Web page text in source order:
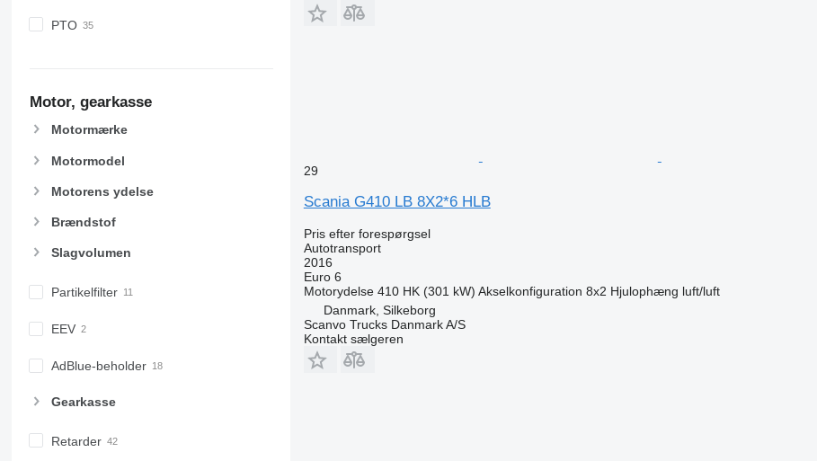
PTO
Motor, gearkasse
Motormærke
Motormodel
Motorens ydelse
Brændstof
Slagvolumen
Partikelfilter
EEV
AdBlue-beholder
Gearkasse
Retarder
29
Scania G410 LB 8X2*6 HLB
Pris efter forespørgsel
Autotransport
2016
Euro 6
Motorydelse 410 HK (301 kW) Akselkonfiguration 8x2 Hjulophæng luft/luft
Danmark, Silkeborg
Scanvo Trucks Danmark A/S
Kontakt sælgeren